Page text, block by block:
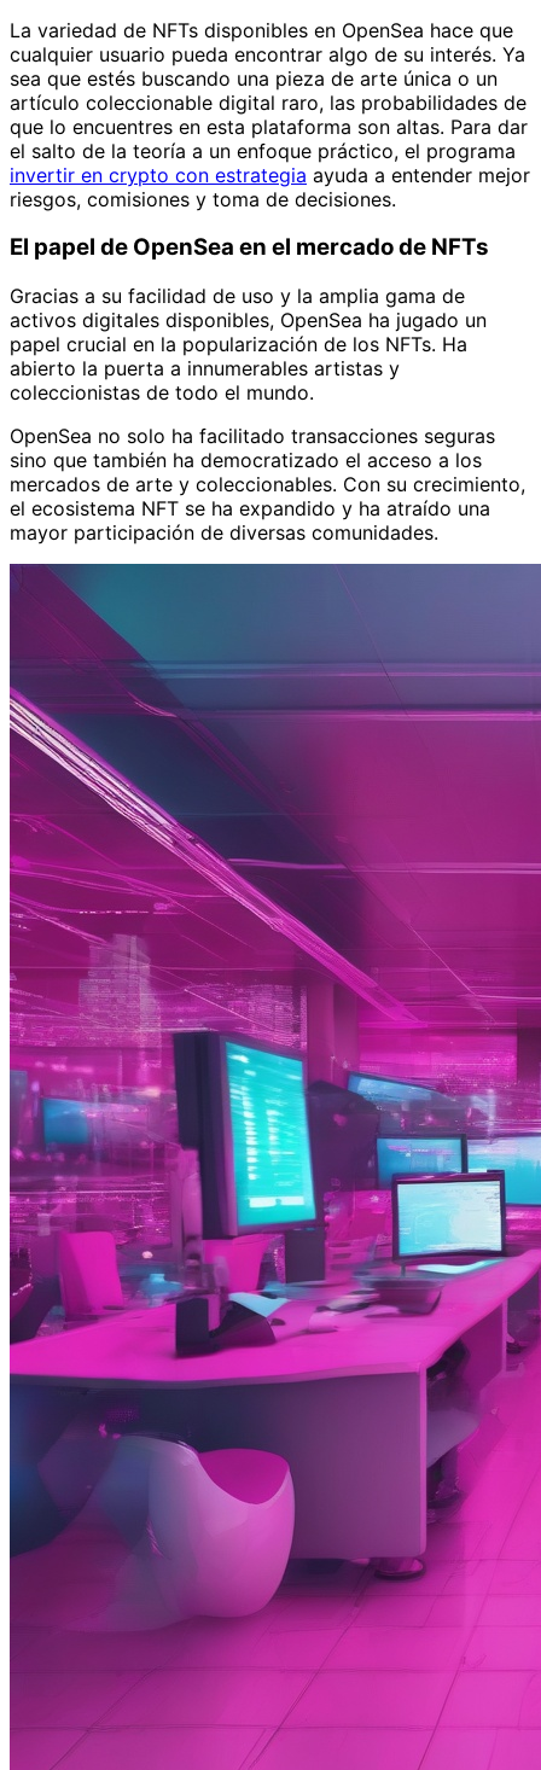
La variedad de NFTs disponibles en OpenSea hace que
cualquier usuario pueda encontrar algo de su interés. Ya
sea que estés buscando una pieza de arte única o un
artículo coleccionable digital raro, las probabilidades de
que lo encuentres en esta plataforma son altas. Para dar
el salto de la teoría a un enfoque práctico, el programa
invertir en crypto con estrategia ayuda a entender mejor
riesgos, comisiones y toma de decisiones.
El papel de OpenSea en el mercado de NFTs
Gracias a su facilidad de uso y la amplia gama de
activos digitales disponibles, OpenSea ha jugado un
papel crucial en la popularización de los NFTs. Ha
abierto la puerta a innumerables artistas y
coleccionistas de todo el mundo.
OpenSea no solo ha facilitado transacciones seguras
sino que también ha democratizado el acceso a los
mercados de arte y coleccionables. Con su crecimiento,
el ecosistema NFT se ha expandido y ha atraído una
mayor participación de diversas comunidades.